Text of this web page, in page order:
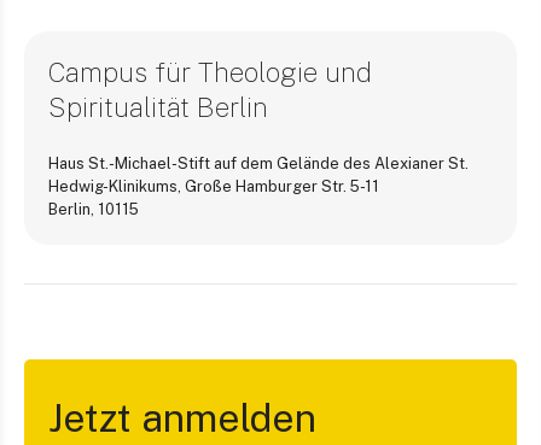
Campus für Theologie und
Spiritualität Berlin
Haus St.-Michael-Stift auf dem Gelände des Alexianer St.
Hedwig-Klinikums, Große Hamburger Str. 5-11
Berlin, 10115
Jetzt anmelden